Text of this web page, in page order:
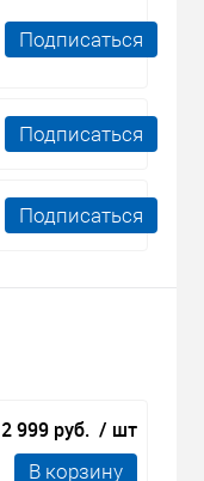
Подписаться
Подписаться
Подписаться
2 999 руб. / шт
В корзину